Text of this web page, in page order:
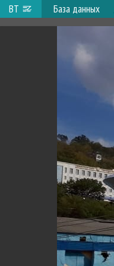
ВТ База данных